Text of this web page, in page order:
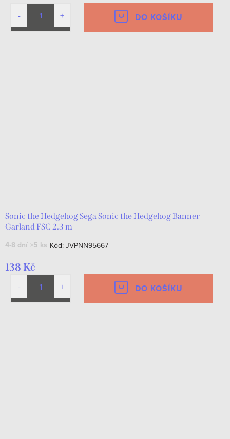
DO KOŠÍKU
Sonic the Hedgehog Sega Sonic the Hedgehog Banner
Garland FSC 2.3 m
4-8 dní >5 ks Kód: JVPNN95667
138 Kč
DO KOŠÍKU